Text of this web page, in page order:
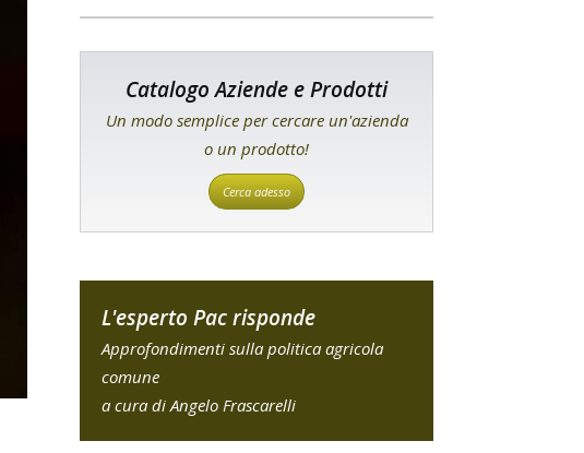
Catalogo Aziende e Prodotti
Un modo semplice per cercare un'azienda
o un prodotto!
Cerca adesso
L'esperto Pac risponde
Approfondimenti sulla politica agricola
comune
a cura di Angelo Frascarelli